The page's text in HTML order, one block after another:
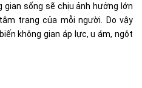
sống sẽ chịu ảnh hưởng lớn
trạng của mỗi người. Do vậy
không gian áp lực, u ám, ngột